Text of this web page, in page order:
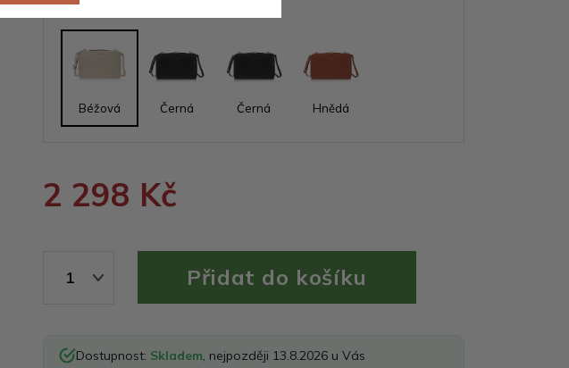
Barevné varianty
Béžová Černá Černá Hnědá
2 298 Kč
1
Dostupnost: Skladem , nejpozději 13.8.2026 u Vás